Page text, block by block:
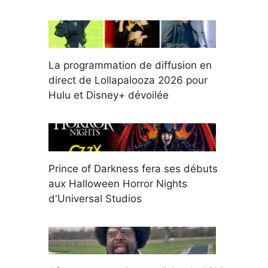
La programmation de diffusion en
direct de Lollapalooza 2026 pour
Hulu et Disney+ dévoilée
Prince of Darkness fera ses débuts
aux Halloween Horror Nights
d'Universal Studios